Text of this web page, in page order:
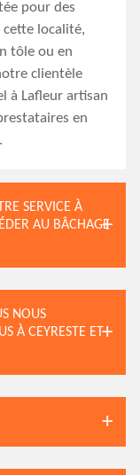
pour des
cette localité,
tôle ou en
clientèle
à Lafleur artisan
en
SERVICE À
AU BÂCHAGE
NOUS
À CEYRESTE ET